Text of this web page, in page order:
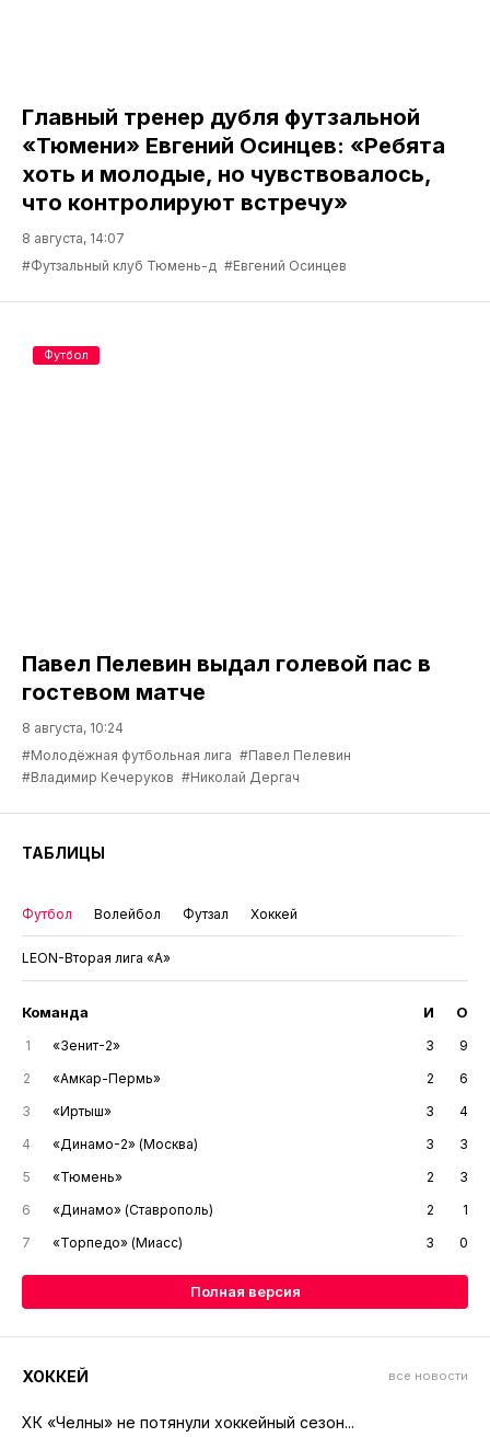
Главный тренер дубля футзальной
«Тюмени» Евгений Осинцев: «Ребята
хоть и молодые, но чувствовалось,
что контролируют встречу»
8 августа, 14:07
#Футзальный клуб Тюмень-д #Евгений Осинцев
Павел Пелевин выдал голевой пас в
гостевом матче
8 августа, 10:24
#Молодёжная футбольная лига #Павел Пелевин
#Владимир Кечеруков #Николай Дергач
Футбол
ТАБЛИЦЫ
Футбол Волейбол Футзал Хоккей
LEON-Вторая лига «А»
Команда И О
1 «Зенит-2» 3
9
2
«Амкар-Пермь» 2
6
3
«Иртыш» 3
4
4
«Динамо-2» (Москва) 3
3
5
«Тюмень» 2
3
6
«Динамо» (Ставрополь) 2
1
7
«Торпедо» (Миасс) 3 0
Полная версия
ХОККЕЙ все новости
ХК «Челны» не потянули хоккейный сезон...